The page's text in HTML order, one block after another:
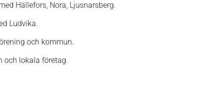
Hällefors, Nora, Ljusnarsberg.
Ludvika.
och kommun.
och lokala företag.